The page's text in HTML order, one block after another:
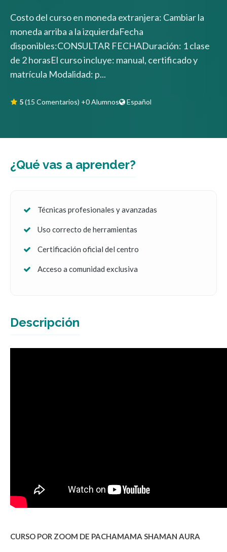
Costo del curso en moneda extranjera: Cambiar la
moneda arriba a la izquierdaFecha
disponibles:CONSULTAR FECHADuración: 1 clase
de 2 horasEl curso incluye: manual, certificado y
matrícula Modalidad: p...
5(15 Comentarios) +0 Alumnos Español
¿Qué vas a aprender?
Técnicas profesionales y avanzadas
Uso correcto de herramientas
Certificación oficial del centro
Acceso a comunidad exclusiva
Descripción
CURSO POR ZOOM DE PACHAMAMA SHAMAN AURA